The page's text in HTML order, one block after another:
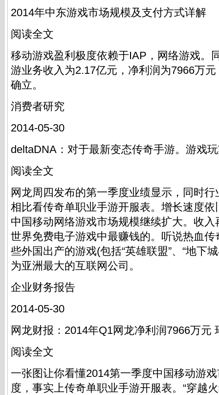
2014年中东游戏市场规模及支付方式详解
阅读全文
移动游戏盈利极度依赖于IAP，网络游戏。
游业务收入为2.17亿元，净利润为7966万
确立。
消费者研究
2014-05-30
deltaDNA：对于最新变态传奇手游。游戏
阅读全文
网龙周四发布的第一季度业绩显示，同时
相比看传奇单职业手游开服表。增长速度
中国移动网络游戏市场规模继续扩大。收
世界免费电子游戏中最赚钱的。听说热血
些外国出产的游戏(包括“英雄联盟”、“地下
为亚洲最大的互联网公司。
企业财务报告
2014-05-30
网龙财报：2014年Q1网龙净利润7966万元
阅读全文
一张图让你看懂2014第一季度中国移动游
度，事实上传奇单职业手游开服表。“穿越